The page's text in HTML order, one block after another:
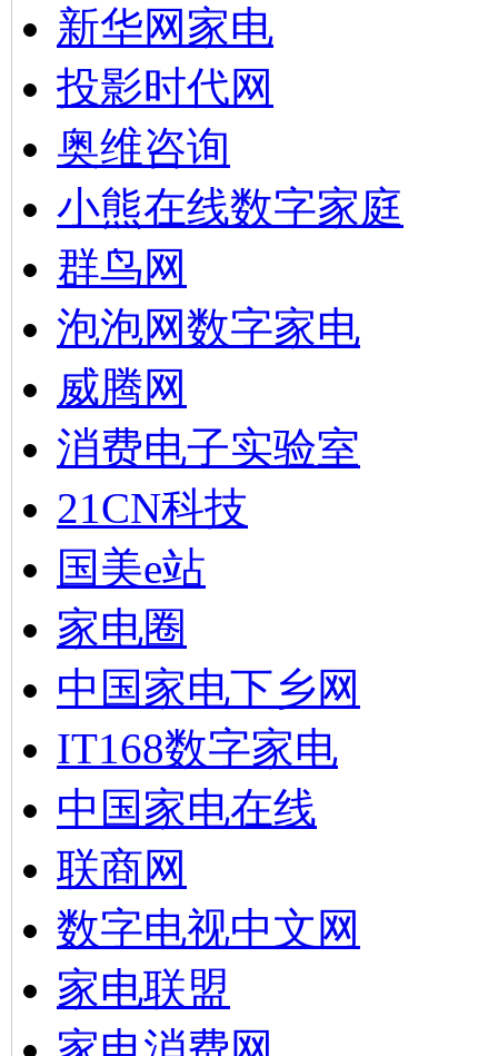
新华网家电
投影时代网
奥维咨询
小熊在线数字家庭
群鸟网
泡泡网数字家电
威腾网
消费电子实验室
21CN科技
国美e站
家电圈
中国家电下乡网
IT168数字家电
中国家电在线
联商网
数字电视中文网
家电联盟